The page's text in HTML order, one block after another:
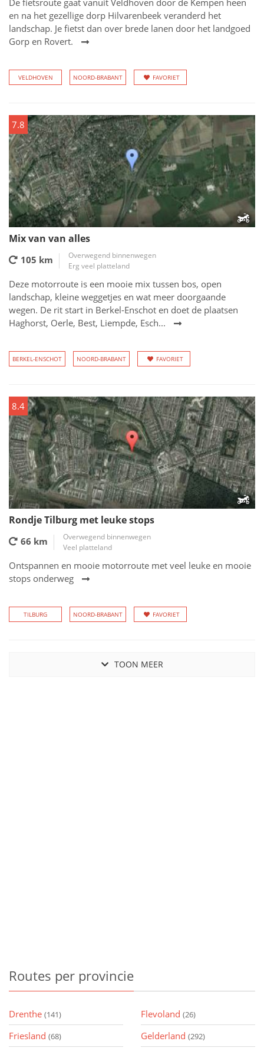
De fietsroute gaat vanuit Veldhoven door de Kempen heen
en na het gezellige dorp Hilvarenbeek veranderd het
landschap. Je fietst dan over brede lanen door het landgoed
Gorp en Rovert.
VELDHOVEN NOORD-BRABANT FAVORIET
7.8
Mix van van alles
105 km
Overwegend binnenwegen
Erg veel platteland
Deze motorroute is een mooie mix tussen bos, open
landschap, kleine weggetjes en wat meer doorgaande
wegen. De rit start in Berkel-Enschot en doet de plaatsen
Haghorst, Oerle, Best, Liempde, Esch...
BERKEL-ENSCHOT NOORD-BRABANT FAVORIET
8.4
Rondje Tilburg met leuke stops
66 km
Overwegend binnenwegen
Veel platteland
Ontspannen en mooie motorroute met veel leuke en mooie
stops onderweg
TILBURG NOORD-BRABANT FAVORIET
TOON MEER
Routes per provincie
Drenthe (141) Flevoland (26)
Friesland (68) Gelderland (292)